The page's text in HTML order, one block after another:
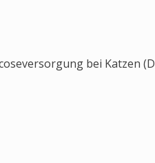
bei Katzen